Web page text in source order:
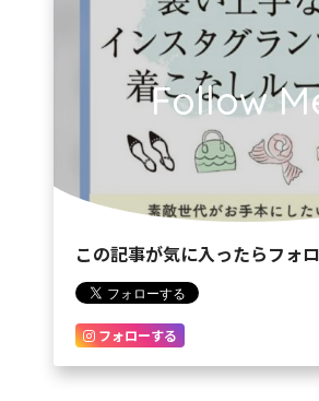
Follow
この記事が気に入ったらフォ
フォローする